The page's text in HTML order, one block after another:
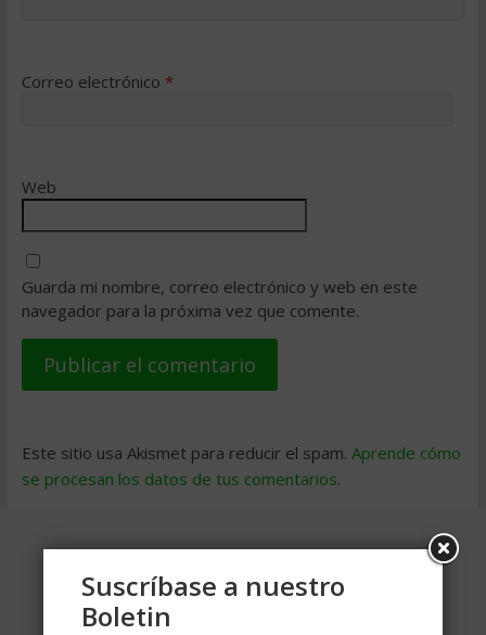
Correo electrónico *
Web
Guarda mi nombre, correo electrónico y web en este
navegador para la próxima vez que comente.
Este sitio usa Akismet para reducir el spam. Aprende cómo
se procesan los datos de tus comentarios.
Suscríbase a nuestro
Boletin